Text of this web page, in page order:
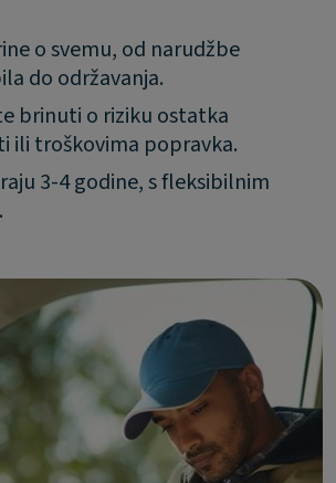
o svemu, od narudžbe
do održavanja.
brinuti o riziku ostatka
ili troškovima popravka.
3-4 godine, s fleksibilnim